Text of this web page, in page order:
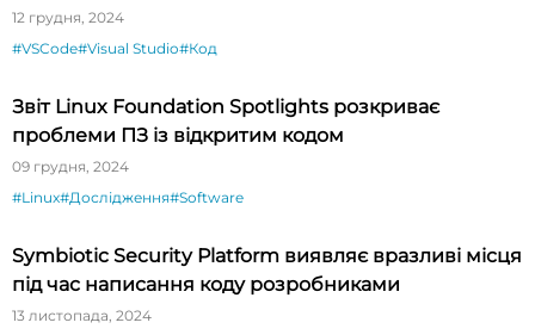
12 грудня, 2024
#VSCode#Visual Studio#Код
Звіт Linux Foundation Spotlights розкриває
проблеми ПЗ із відкритим кодом
09 грудня, 2024
#Linux#Дослідження#Software
Symbiotic Security Platform виявляє вразливі місця
під час написання коду розробниками
13 листопада, 2024